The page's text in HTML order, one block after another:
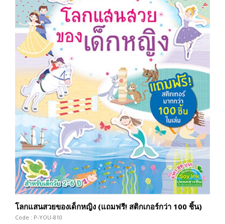
โลกแสนสวยของเด็กหญิง (แถมฟรี! สติกเกอร์กว่า 100 ชิ้น)
Code : P-YOU-810